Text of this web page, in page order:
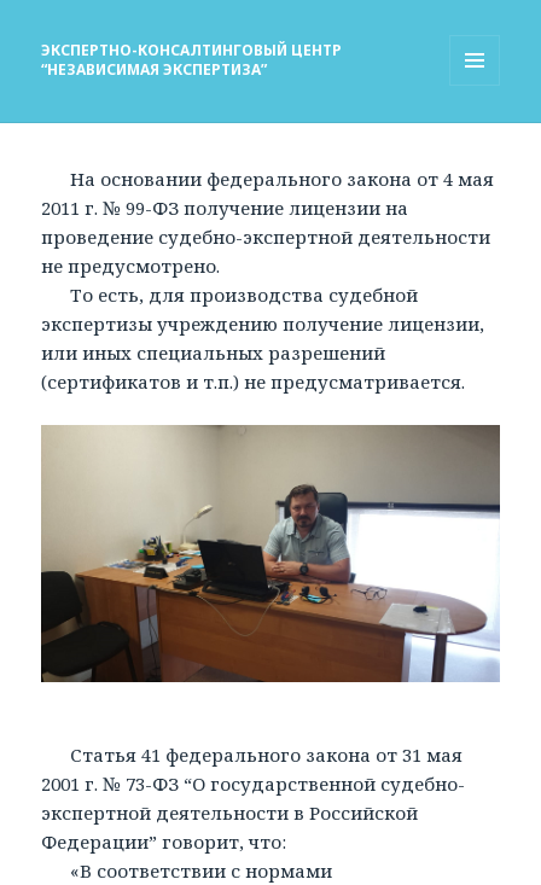
ЭКСПЕРТНО-КОНСАЛТИНГОВЫЙ ЦЕНТР
“НЕЗАВИСИМАЯ ЭКСПЕРТИЗА”
На основании федерального закона от 4 мая
2011 г. № 99-ФЗ получение лицензии на
проведение судебно-экспертной деятельности
не предусмотрено.
То есть, для производства судебной
экспертизы учреждению получение лицензии,
или иных специальных разрешений
(сертификатов и т.п.) не предусматривается.
Статья 41 федерального закона от 31 мая
2001 г. № 73-ФЗ “О государственной судебно-
экспертной деятельности в Российской
Федерации” говорит, что:
«В соответствии с нормами